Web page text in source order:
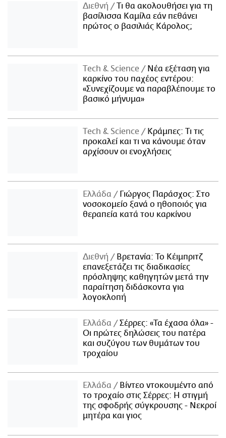
Διεθνή
Τι θα ακολουθήσει για τη
βασίλισσα Καμίλα εάν πεθάνει
πρώτος ο βασιλιάς Κάρολος;
Τech & Science
Νέα εξέταση για
καρκίνο του παχέος εντέρου:
«Συνεχίζουμε να παραβλέπουμε το
βασικό μήνυμα»
Τech & Science
Κράμπες: Τι τις
προκαλεί και τι να κάνουμε όταν
αρχίσουν οι ενοχλήσεις
Ελλάδα
Γιώργος Παράσχος: Στο
νοσοκομείο ξανά ο ηθοποιός για
θεραπεία κατά του καρκίνου
Διεθνή
Βρετανία: Το Κέιμπριτζ
επανεξετάζει τις διαδικασίες
πρόσληψης καθηγητών μετά την
παραίτηση διδάσκοντα για
λογοκλοπή
Ελλάδα
Σέρρες: «Τα έχασα όλα» -
Οι πρώτες δηλώσεις του πατέρα
και συζύγου των θυμάτων του
τροχαίου
Ελλάδα
Βίντεο ντοκουμέντο από
το τροχαίο στις Σέρρες: Η στιγμή
της σφοδρής σύγκρουσης - Νεκροί
μητέρα και γιος